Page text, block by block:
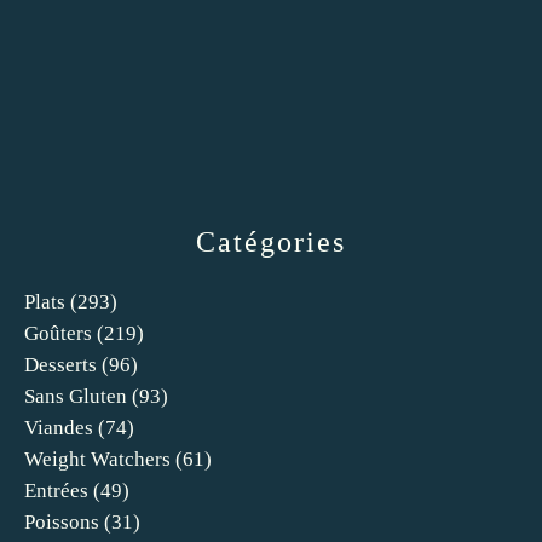
Catégories
Plats (293)
Goûters (219)
Desserts (96)
Sans Gluten (93)
Viandes (74)
Weight Watchers (61)
Entrées (49)
Poissons (31)